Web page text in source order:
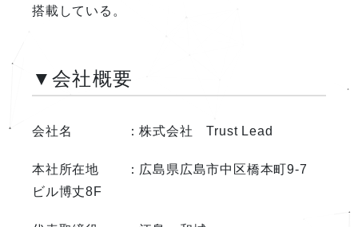
搭載している。
▼会社概要
会社名 ：株式会社 Trust Lead
本社所在地 ：広島県広島市中区橋本町9-7
ビル博丈8F